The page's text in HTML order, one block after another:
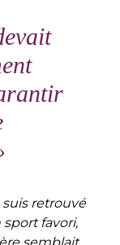
suis retrouvé
favori,